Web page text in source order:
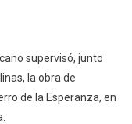
De
Pinotepa
supervisó, junto
la obra de
de la Esperanza, en